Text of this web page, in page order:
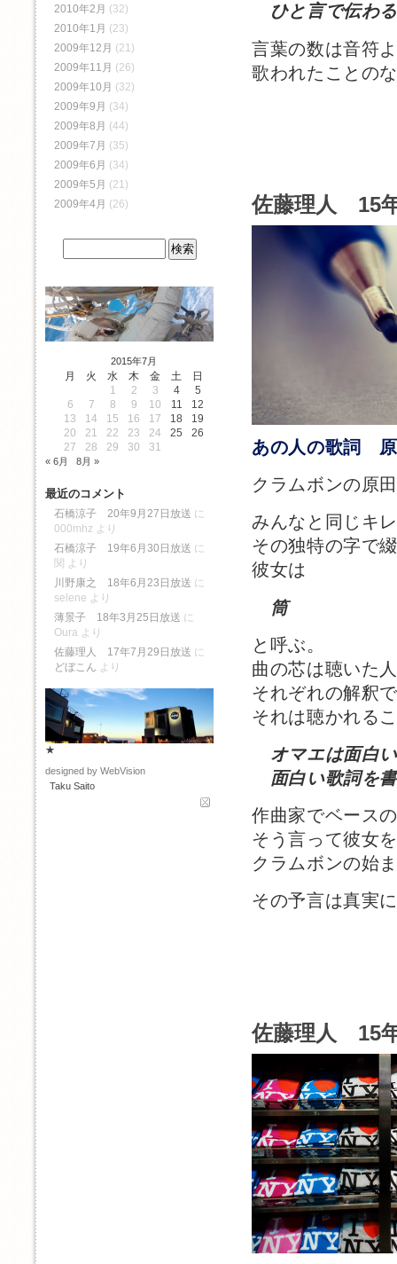
ひと言で伝わ
言葉の数は音符
歌われたことの
佐藤理人 15
あの人の歌詞
クラムボンの原
みんなと同じキ
その独特の字で
彼女は
筒
と呼ぶ。
曲の芯は聴いた
それぞれの解釈
それは聴かれる
オマエは面白
面白い歌詞を
作曲家でベース
そう言って彼女
クラムボンの始
その予言は真実
佐藤理人 15
2010年2月 (32)
2010年1月 (23)
2009年12月 (21)
2009年11月 (26)
2009年10月 (32)
2009年9月 (34)
2009年8月 (44)
2009年7月 (35)
2009年6月 (34)
2009年5月 (21)
2009年4月 (26)
2015年7月
月 火 水 木 金 土
日
1
2 3 4
5
6
7 8 9 10 11
12
13
14 15 16 17 18
19
20
21 22 23 24 25
26
27
28 29 30 31
« 6月 8月 »
最近のコメント
石橋涼子 20年9月27日放送 に
000mhz より
石橋涼子 19年6月30日放送 に
関 より
川野康之 18年6月23日放送 に
selene より
薄景子 18年3月25日放送 に
Oura より
佐藤理人 17年7月29日放送 に
どぼこん より
★
designed by WebVision
Taku Saito